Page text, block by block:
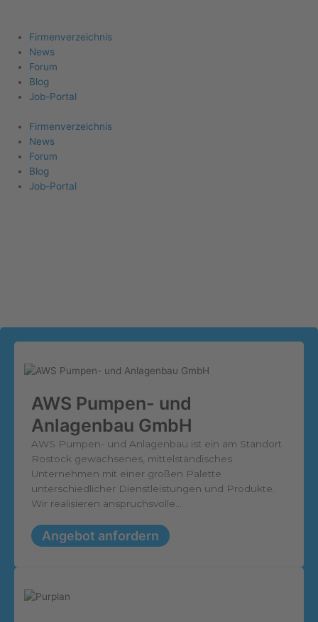
Menu
Firmenverzeichnis
News
Forum
Blog
Job-Portal
Firmenverzeichnis
News
Forum
Blog
Job-Portal
AWS Pumpen- und
Anlagenbau GmbH
AWS Pumpen- und Anlagenbau ist ein am Standort
Rostock gewachsenes, mittelständisches
Unternehmen mit einer großen Palette
unterschiedlicher Dienstleistungen und Produkte.
Wir realisieren anspruchsvolle...
Angebot anfordern